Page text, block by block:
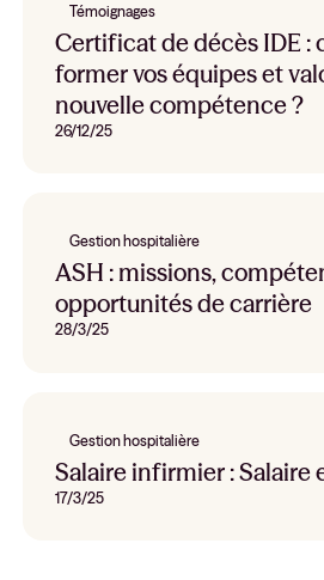
Témoignages
Certificat de décès IDE :
former vos équipes et
nouvelle compétence ?
26/12/25
Gestion hospitalière
ASH : missions,
opportunités de carrière
28/3/25
Gestion hospitalière
Salaire infirmier : Salaire
17/3/25